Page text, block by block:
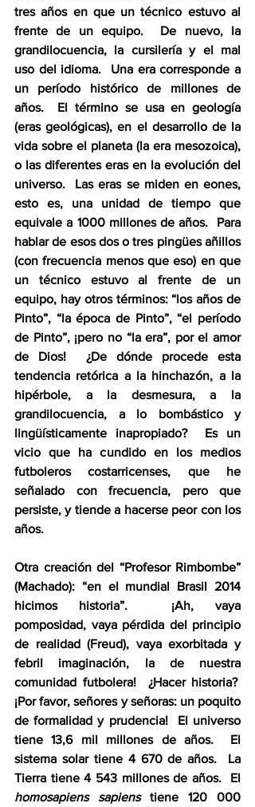
tres años en que un técnico estuvo al
frente de un equipo.  De nuevo, la
grandilocuencia, la cursilería y el mal
uso del idioma.  Una era corresponde a
un período histórico de millones de
años.  El término se usa en geología
(eras geológicas), en el desarrollo de la
vida sobre el planeta (la era mesozoica),
o las diferentes eras en la evolución del
universo.  Las eras se miden en eones,
esto es, una unidad de tiempo que
equivale a 1000 millones de años.  Para
hablar de esos dos o tres pingües añillos
(con frecuencia menos que eso) en que
un técnico estuvo al frente de un
equipo, hay otros términos: “los años de
Pinto”, “la época de Pinto”, “el período
de Pinto”, ¡pero no “la era”, por el amor
de Dios!  ¿De dónde procede esta
tendencia retórica a la hinchazón, a la
hipérbole, a la desmesura, a la
grandilocuencia, a lo bombástico y
lingüísticamente inapropiado?  Es un
vicio que ha cundido en los medios
futboleros costarricenses, que he
señalado con frecuencia, pero que
persiste, y tiende a hacerse peor con los
años.
Otra creación del “Profesor Rimbombe”
(Machado): “en el mundial Brasil 2014
hicimos historia”.  ¡Ah, vaya
pomposidad, vaya pérdida del principio
de realidad (Freud), vaya exorbitada y
febril imaginación, la de nuestra
comunidad futbolera!  ¿Hacer historia?
¡Por favor, señores y señoras: un poquito
de formalidad y prudencia!  El universo
tiene 13,6 mil millones de años.  El
sistema solar tiene 4 670 de años.  La
homosapiens sapiens tiene 120 000